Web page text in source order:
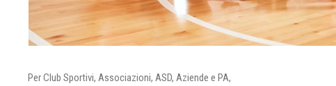
Per Club Sportivi, Associazioni, ASD, Aziende e PA,